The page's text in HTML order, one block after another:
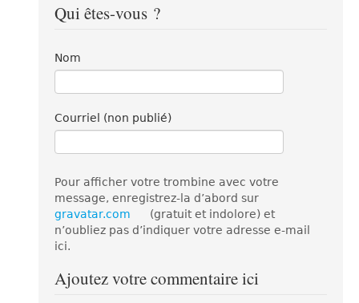
Qui êtes-vous ?
Nom
Courriel (non publié)
Pour afficher votre trombine avec votre
message, enregistrez-la d’abord sur
gravatar.com
(gratuit et indolore) et
n’oubliez pas d’indiquer votre adresse e-mail
ici.
Ajoutez votre commentaire ici